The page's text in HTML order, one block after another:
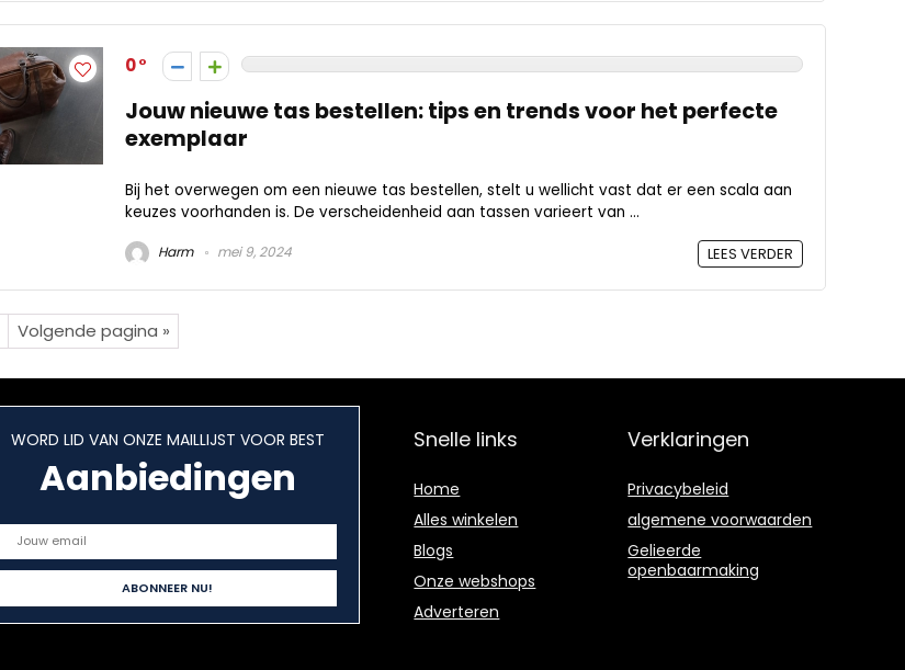
0
Jouw nieuwe tas bestellen: tips en trends voor het perfecte
exemplaar
Bij het overwegen om een nieuwe tas bestellen, stelt u wellicht vast dat er een scala aan
keuzes voorhanden is. De verscheidenheid aan tassen varieert van ...
Harm mei 9, 2024 LEES VERDER
Volgende pagina »
WORD LID VAN ONZE MAILLIJST VOOR BEST
Aanbiedingen
Snelle links
Home
Alles winkelen
Blogs
Onze webshops
Adverteren
Verklaringen
Privacybeleid
algemene voorwaarden
Gelieerde
openbaarmaking